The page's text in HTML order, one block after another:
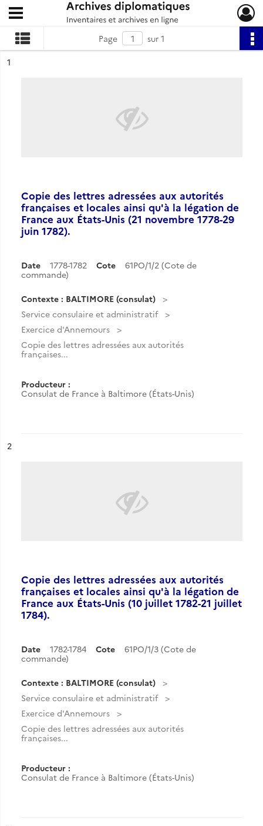
Archives diplomatiques
Ouvrir le menu déroulant
Page
sur 1
n°
1
Copie des lettres adressées aux autorités
françaises et locales ainsi qu'à la légation de
France aux États-Unis (21 novembre 1778-29
juin 1782).
Date 1778-1782 Cote
61PO/1/2 (Cote de
commande)
Contexte : BALTIMORE (consulat)
Service consulaire et administratif
Exercice d'Annemours
Copie des lettres adressées aux autorités
françaises...
Producteur :
Consulat de France à Baltimore (États-Unis)
n°
2
Copie des lettres adressées aux autorités
françaises et locales ainsi qu'à la légation de
France aux États-Unis (10 juillet 1782-21 juillet
1784).
Date 1782-1784 Cote
61PO/1/3 (Cote de
commande)
Contexte : BALTIMORE (consulat)
Service consulaire et administratif
Exercice d'Annemours
Copie des lettres adressées aux autorités
françaises...
Producteur :
Consulat de France à Baltimore (États-Unis)